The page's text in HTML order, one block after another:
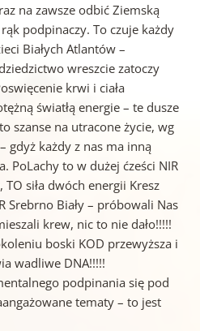
na zawsze odbić Ziemską
podpinaczy. To czuje każdy
Białych Atlantów –
wreszcie zatoczy
krwi i ciała
światłą energie – te dusze
szanse na utracone życie, wg
gdyż każdy z nas ma inną
PoLachy to w dużej ćześci NIR
TO siła dwóch energii Kresz
Srebrno Biały – próbowali Nas
krew, nic to nie dało!!!!!
boski KOD przewyższa i
wadliwe DNA!!!!!
podpinania się pod
tematy – to jest